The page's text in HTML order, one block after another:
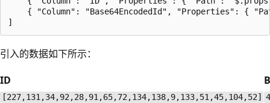
{ "Column": "Base64EncodedId", "Properties": {
引入的数据如下所示：
ID
[227,131,34,92,28,91,65,72,134,138,9,133,51,45,104,52]